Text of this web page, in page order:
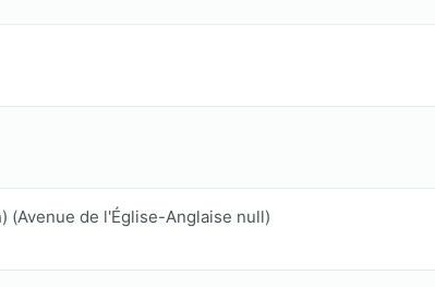
(Avenue de l'Église-Anglaise null)